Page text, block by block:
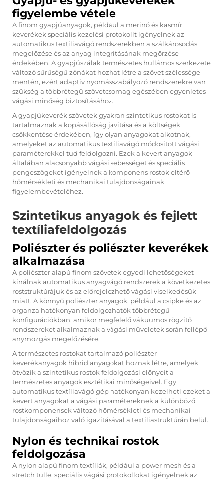
figyelembe vétele
A finom gyapjúanyagok, például a merinó és kasmír
keverékek speciális kezelési protokollt igényelnek az
automatikus textíliavágó rendszerekben a szálkárosodás
megelőzése és az anyag integritásának megőrzése
érdekében. A gyapjúszálak természetes hullámos szerkezete
változó sűrűségű zónákat hozhat létre a szövet szélessége
mentén, ezért adaptív nyomásszabályozó rendszerekre van
szükség a többrétegű szövetcsomag egészében egyenletes
vágási minőség biztosításához.
A gyapjúkeverék szövetek gyakran szintetikus rostokat is
tartalmaznak a kopásállóság javítása és a költségek
csökkentése érdekében, így olyan anyagokat alkotnak,
amelyeket az automatikus textíliavágó módosított vágási
paraméterekkel tud feldolgozni. Ezek a kevert anyagok
általában alacsonyabb vágási sebességet és speciális
pengeszögeket igényelnek a komponens rostok eltérő
hőmérsékleti és mechanikai tulajdonságainak
figyelembevételéhez.
Szintetikus anyagok és fejlett
textíliafeldolgozás
Poliészter és poliészter keverékek
alkalmazása
A poliészter alapú finom szövetek egyedi lehetőségeket
kínálnak automatikus anyagvágó rendszerek a következetes
roststruktúrájuk és az előrejelezhető vágási viselkedésük
miatt. A könnyű poliészter anyagok, például a csipke és az
organza hatékonyan feldolgozhatók többrétegű
konfigurációkban, amikor megfelelő vákuumos rögzítő
rendszereket alkalmaznak a vágási műveletek során fellépő
anymozgás megelőzésére.
A természetes rostokat tartalmazó poliészter
keverékanyagok hibrid anyagokat hoznak létre, amelyek
ötvözik a szintetikus rostok feldolgozási előnyeit a
természetes anyagok esztétikai minőségeivel. Egy
automatikus textíliavágó gép hatékonyan kezelheti ezeket a
kevert anyagokat a vágási paramétereknek a különböző
rostkomponensek változó hőmérsékleti és mechanikai
tulajdonságaihoz való igazításával a textíliastruktúrán belül.
Nylon és technikai rostok
feldolgozása
A nylon alapú finom textíliák, például a power mesh és a
stretch tulle, speciális vágási protokollokat igényelnek az